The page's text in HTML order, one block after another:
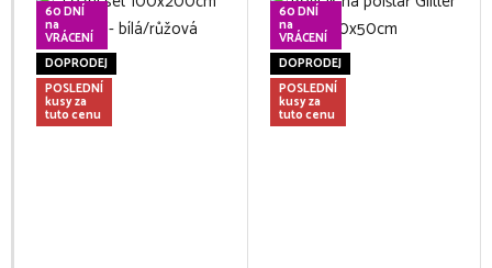
60 DNÍ
na
VRÁCENÍ
DOPRODEJ
POSLEDNÍ
kusy za
tuto cenu
60 DNÍ
na
VRÁCENÍ
DOPRODEJ
POSLEDNÍ
kusy za
tuto cenu